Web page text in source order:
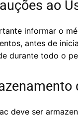
ao
informar o
antes de
durante todo o
deve ser